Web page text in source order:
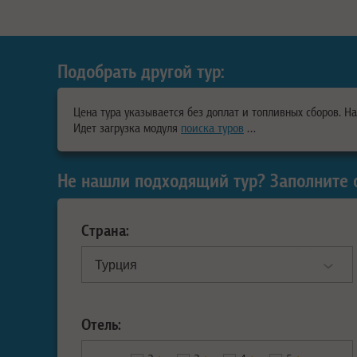
Подобрать другой тур:
Цена тура указывается без доплат и топливных сборов.
Идет загрузка модуля поиска туров …
Не нашли подходящий тур?
Страна:
Отель: